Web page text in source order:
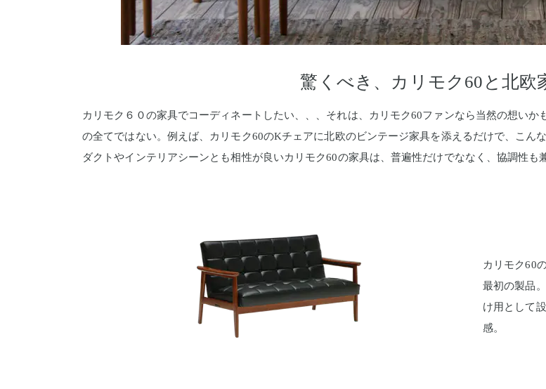
驚くべき、カリモク60と北欧
カリモク６０の家具でコーディネートしたい、、、それは、カリモク60ファンなら当然の想い
の全てではない。例えば、カリモク60のKチェアに北欧のビンテージ家具を添えるだけで、こん
ダクトやインテリアシーンとも相性が良いカリモク60の家具は、普遍性だけでななく、協調性も
カリモク60
最初の製品
け用として
感。